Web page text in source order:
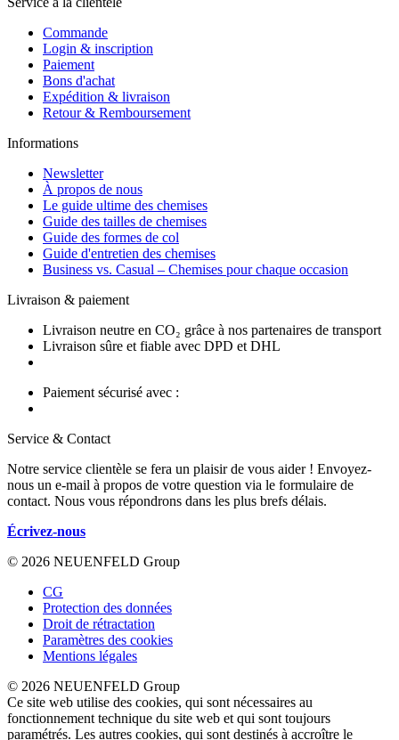
Commande
Login & inscription
Paiement
Bons d'achat
Expédition & livraison
Retour & Remboursement
Informations
Newsletter
À propos de nous
Le guide ultime des chemises
Guide des tailles de chemises
Guide des formes de col
Guide d'entretien des chemises
Business vs. Casual – Chemises pour chaque occasion
Livraison & paiement
Livraison neutre en CO₂ grâce à nos partenaires de transport
Livraison sûre et fiable avec DPD et DHL
Paiement sécurisé avec :
Service & Contact
Notre service clientèle se fera un plaisir de vous aider ! Envoyez-
nous un e-mail à propos de votre question via le formulaire de
contact. Nous vous répondrons dans les plus brefs délais.
Écrivez-nous
© 2026 NEUENFELD Group
CG
Protection des données
Droit de rétractation
Paramètres des cookies
Mentions légales
© 2026 NEUENFELD Group
Ce site web utilise des cookies, qui sont nécessaires au
fonctionnement technique du site web et qui sont toujours
paramétrés. Les autres cookies, qui sont destinés à accroître le